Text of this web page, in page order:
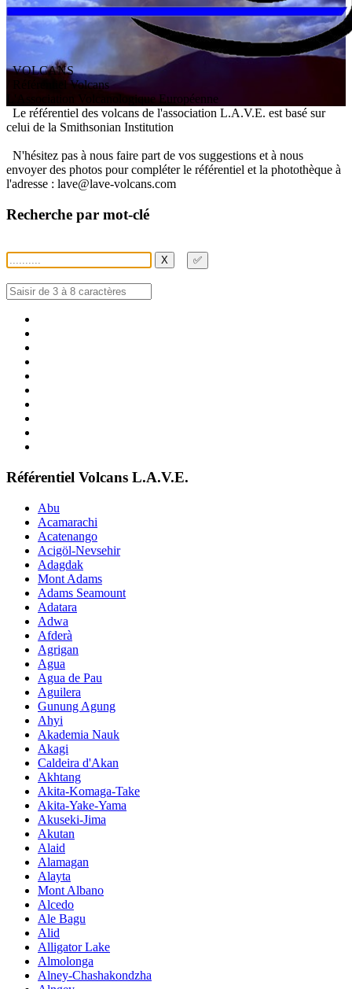
VOLCANS
/ Référentiel Volcans
ssociation V olcanologiqueEuropéenne
Le référentiel des volcans de l'association L.A.V.E. est basé sur
celui de la Smithsonian Institution
N'hésitez pas à nous faire part de vos suggestions et à nous
envoyer des photos pour compléter le référentiel et la photothèque à
l'adresse : lave@lave-volcans.com
Recherche par mot-clé
X ✅
Référentiel Volcans L.A.V.E.
Abu
Acamarachi
Acatenango
Acigöl-Nevsehir
Adagdak
Mont Adams
Adams Seamount
Adatara
Adwa
Afderà
Agrigan
Agua
Agua de Pau
Aguilera
Gunung Agung
Ahyi
Akademia Nauk
Akagi
Caldeira d'Akan
Akhtang
Akita-Komaga-Take
Akita-Yake-Yama
Akuseki-Jima
Akutan
Alaid
Alamagan
Alayta
Mont Albano
Alcedo
Ale Bagu
Alid
Alligator Lake
Almolonga
Alney-Chashakondzha